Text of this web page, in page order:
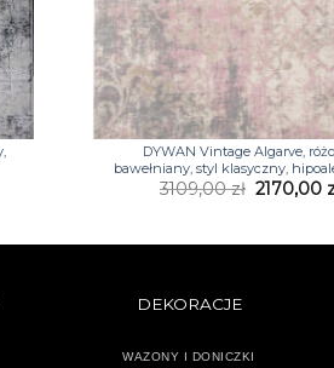
+
DYWAN Vintage Algarve,
bawełniany, styl klasyczny,
3109,00zł
cena
2170,00
DEKORACJE
WAZONY I DONICZKI